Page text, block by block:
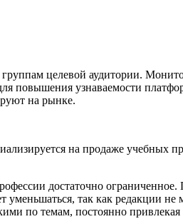
целевой аудитории.
повышения узнаваемости
на рынке.
на продаже учебных
достаточно
так как редакции не
по темам, постоянно